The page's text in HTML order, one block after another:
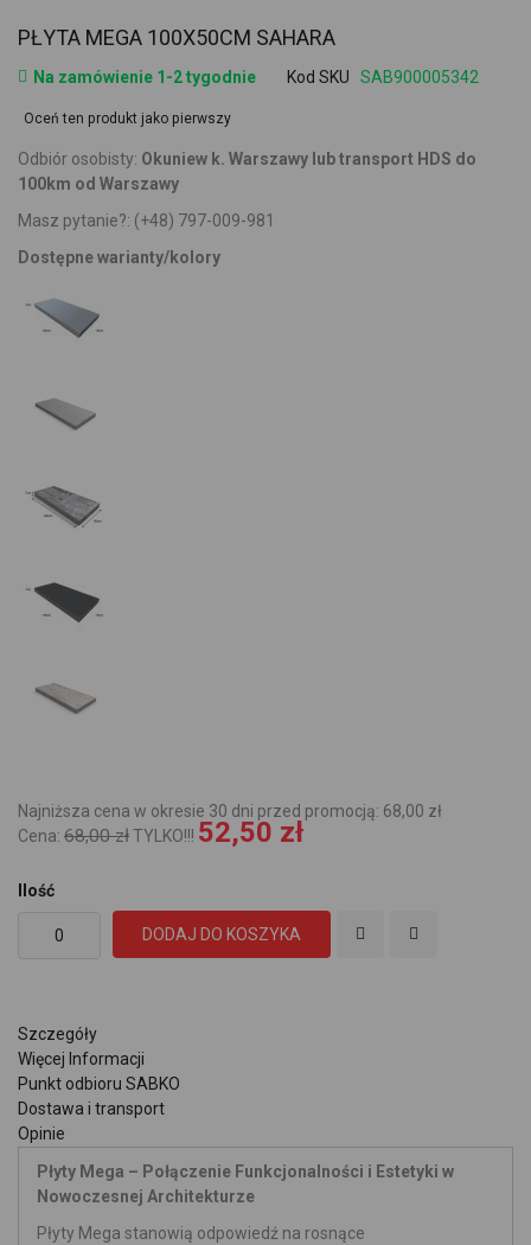
PŁYTA MEGA 100X50CM SAHARA
Na zamówienie 1-2 tygodnie Kod SKU SAB900005342
Oceń ten produkt jako pierwszy
Odbiór osobisty: Okuniew k. Warszawy lub transport HDS do
100km od Warszawy
Masz pytanie?: (+48) 797-009-981
Dostępne warianty/kolory
Najniższa cena w okresie 30 dni przed promocją: 68,00 zł
Cena: 68,00 złTYLKO!!! 52,50 zł
Ilość
DODAJ DO KOSZYKA
Szczegóły
Więcej Informacji
Punkt odbioru SABKO
Dostawa i transport
Opinie
Płyty Mega – Połączenie Funkcjonalności i Estetyki w
Nowoczesnej Architekturze
Płyty Mega stanowią odpowiedź na rosnące